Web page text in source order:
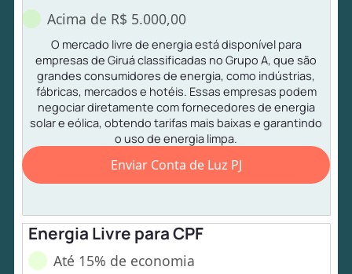
Acima de R$ 5.000,00
O mercado livre de energia está disponível para
empresas de Giruá classificadas no Grupo A, que são
grandes consumidores de energia, como indústrias,
fábricas, mercados e hotéis. Essas empresas podem
negociar diretamente com fornecedores de energia
solar e eólica, obtendo tarifas mais baixas e garantindo
o uso de energia limpa.
Enviar Conta de Luz PJ
Energia Livre para CPF
Até 15% de economia